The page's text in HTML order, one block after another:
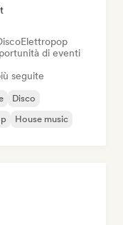
Elettropop
di eventi
seguite
Disco
House music